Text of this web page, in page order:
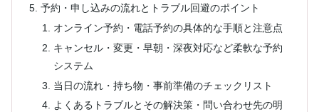
予約・申し込みの流れとトラブル回避のポイント
オンライン予約・電話予約の具体的な手順と注意点
キャンセル・変更・早朝・深夜対応など柔軟な予約
システム
当日の流れ・持ち物・事前準備のチェックリスト
よくあるトラブルとその解決策・問い合わせ先の明